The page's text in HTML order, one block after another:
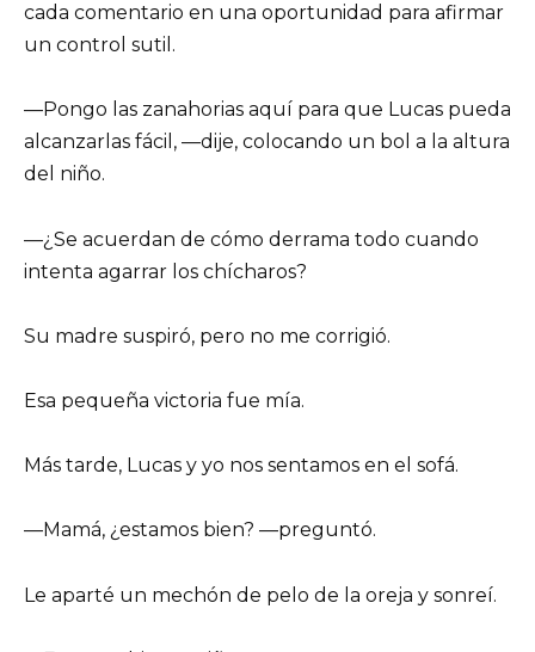
cada comentario en una oportunidad para afirmar
un control sutil.
—Pongo las zanahorias aquí para que Lucas pueda
alcanzarlas fácil, —dije, colocando un bol a la altura
del niño.
—¿Se acuerdan de cómo derrama todo cuando
intenta agarrar los chícharos?
Su madre suspiró, pero no me corrigió.
Esa pequeña victoria fue mía.
Más tarde, Lucas y yo nos sentamos en el sofá.
—Mamá, ¿estamos bien? —preguntó.
Le aparté un mechón de pelo de la oreja y sonreí.